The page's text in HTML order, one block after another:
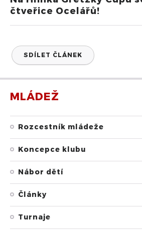
čtveřice Ocelářů!
SDÍLET ČLÁNEK
MLÁDEŽ
Rozcestník mládeže
Koncepce klubu
Nábor dětí
Články
Turnaje